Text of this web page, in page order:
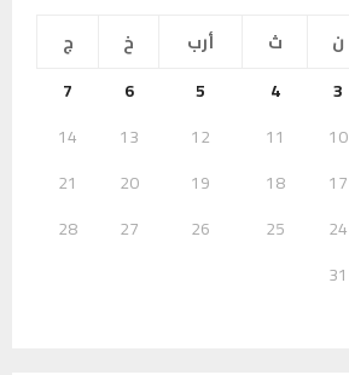
ن ث أرب خ
ج
3
4
5
6
7
10
11
12
13
14
17
18
19
20
21
24
25
26
27
28
31